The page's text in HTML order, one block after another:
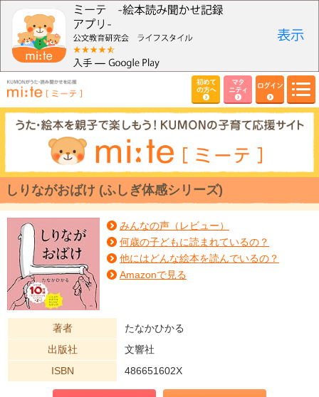
初めて
の方へ
マタ
ニティ
ログイン
しりながおばけ (ふしぎ体感シリーズ)
みんなの声（レビュー）
何歳の子どもに読まれているの？
他にはどんな絵本を読んでいるの？
Amazonで見る
著者
たなかひかる
出版社
文響社
ISBN
486651602X